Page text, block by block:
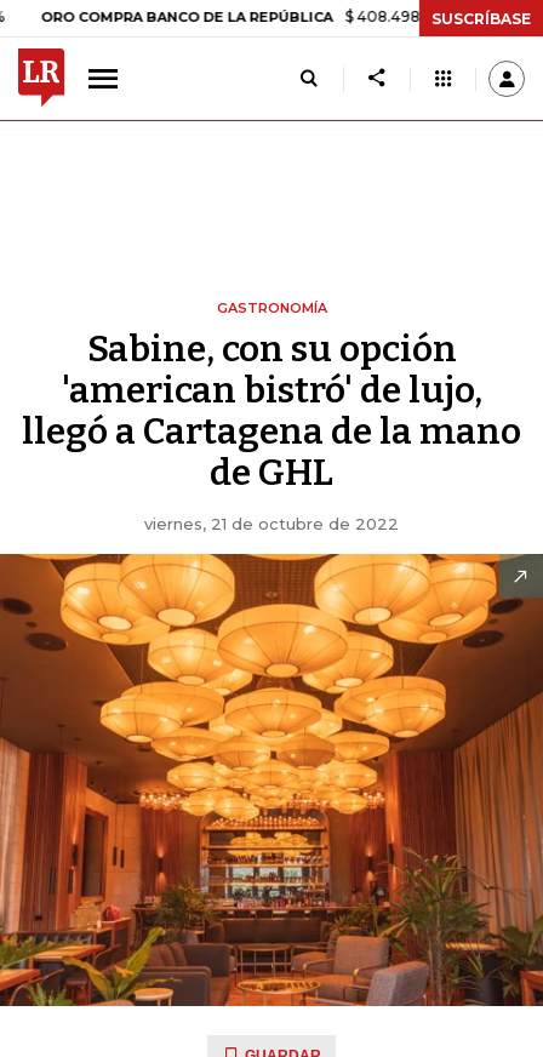
COMPRA BANCO DE LA REPÚBLICA $ 408.498,97 +$ 8.753,81 +2,19%
SUSCRÍBASE
GASTRONOMÍA
Sabine, con su opción
'american bistró' de lujo,
llegó a Cartagena de la mano
de GHL
viernes, 21 de octubre de 2022